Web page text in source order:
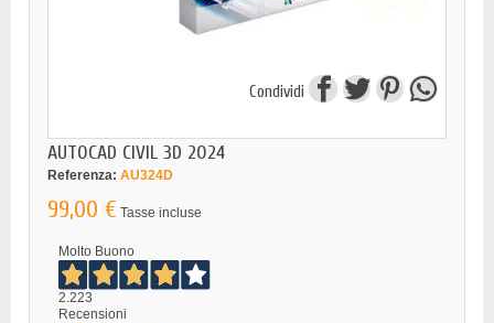
Condividi
AUTOCAD CIVIL 3D 2024
Referenza: AU324D
99,00 € Tasse incluse
Molto Buono
2.223
Recensioni